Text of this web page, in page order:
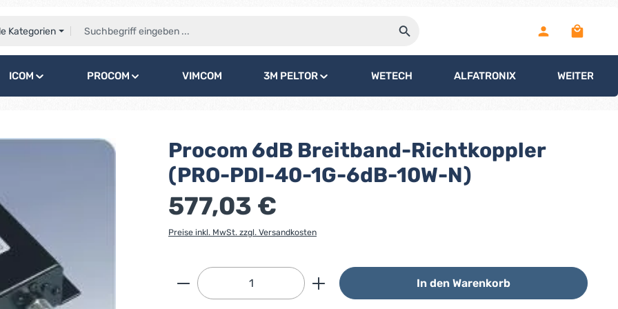
Kategorien
ICOM PROCOM VIMCOM 3M PELTOR WETECH ALFATRONIX WEITERE
Procom 6dB Breitband-Richtkoppler
(PRO-PDI-40-1G-6dB-10W-N)
577,03 €
Preise inkl. MwSt. zzgl. Versandkosten
Produkt Anzahl: Gib den gewünschten Wert ein oder
In den Warenkorb